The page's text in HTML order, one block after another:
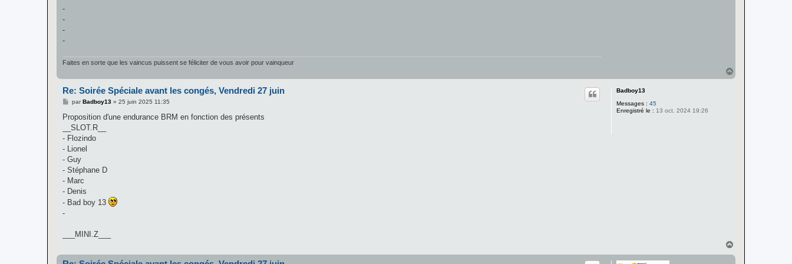
-
-
-
-
Faites en sorte que les vaincus puissent se féliciter de vous avoir pour vainqueur
a
Badboy13
Messages : 45
Enregistré le : 13 oct. 2024 19:26
Re: Soirée Spéciale avant les congés, Vendredi 27 juin
M
s
a
g
parBadboy13» 25 juin 2025 11:35
Proposition d'une endurance BRM en fonction des présents
__SLOT.R__
- Flozindo
- Lionel
- Guy
- Stéphane D
- Marc
- Denis
- Bad boy 13
-
___MINI.Z___